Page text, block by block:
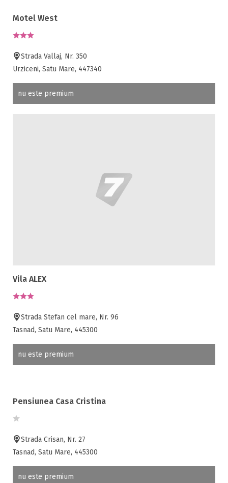
Motel West
Strada Vallaj, Nr. 350
Urziceni, Satu Mare, 447340
nu este premium
Vila ALEX
Strada Stefan cel mare, Nr. 96
Tasnad, Satu Mare, 445300
nu este premium
Pensiunea Casa Cristina
Strada Crisan, Nr. 27
Tasnad, Satu Mare, 445300
nu este premium